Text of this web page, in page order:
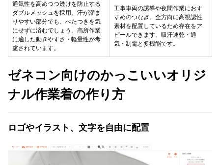
通気性を高めつつ透けを防止する
ダブルメッシュを採用。汗が溜ま
りやすい部分でも、べたつきを気
にせずに済むでしょう。高所作業
に適した動きやすさ・軽量性が考
慮されています。
工事車両の誘導や夜間作業におす
すめのつなぎ。全方向に高視認性
素材を配置しているため存在をア
ピールできます。吸汗速乾・通
気・制電と多機能です。
ゼネコン向けのかっこいいオリジ
ナル作業着の作り方
ロゴやイラスト、文字を自由に配置